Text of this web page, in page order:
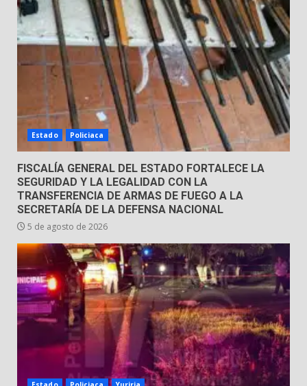
6
Emboscada a policías en Yuriria
31 de julio de 2026
Envía Gobierno de la Gente más
de 77 mil
30 de julio de 2026
Estado Policiaca
FISCALÍA GENERAL DEL ESTADO FORTALECE LA
SEGURIDAD Y LA LEGALIDAD CON LA
TRANSFERENCIA DE ARMAS DE FUEGO A LA
SECRETARÍA DE LA DEFENSA NACIONAL
5 de agosto de 2026